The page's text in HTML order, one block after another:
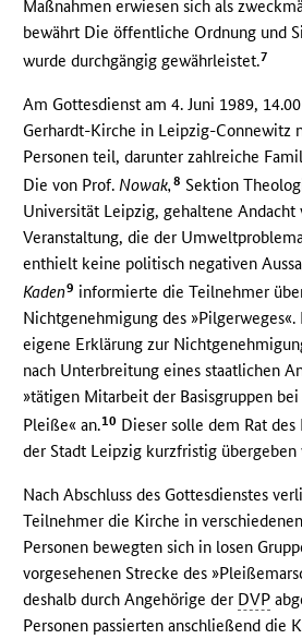
Maßnahmen erwiesen sich als
bewährt Die öffentliche Ordnung und
wurde durchgängig gewährleistet.7
Am Gottesdienst am 4. Juni 1989,
Gerhardt-Kirche in Leipzig-Connewitz
Personen teil, darunter zahlreiche
Die von Prof.Nowak,8 Sektion
Universität Leipzig, gehaltene Andacht
Veranstaltung, die der
enthielt keine politisch negativen
Kaden9 informierte die Teilnehmer
Nichtgenehmigung des
eigene Erklärung zur
nach Unterbreitung eines staatlichen
»tätigen Mitarbeit der Basisgruppen
Pleiße« an.10 Dieser solle dem Rat
der Stadt Leipzig kurzfristig übergeben
Nach Abschluss des Gottesdienstes
Teilnehmer die Kirche in
Personen bewegten sich in losen
vorgesehenen Strecke des
deshalb durch Angehörige der DVP
Personen passierten anschließend die